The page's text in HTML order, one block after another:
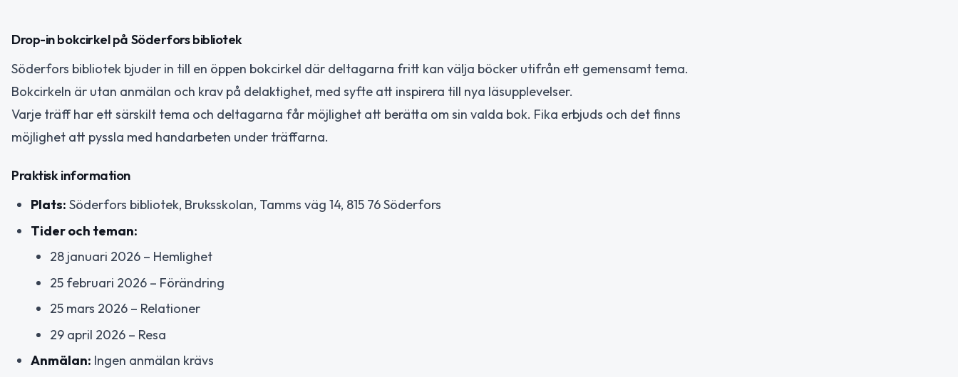
Drop-in bokcirkel på Söderfors bibliotek
Söderfors bibliotek bjuder in till en öppen bokcirkel där deltagarna fritt kan välja böcker utifrån ett gemensamt tema.
Bokcirkeln är utan anmälan och krav på delaktighet, med syfte att inspirera till nya läsupplevelser.
Varje träff har ett särskilt tema och deltagarna får möjlighet att berätta om sin valda bok. Fika erbjuds och det finns
möjlighet att pyssla med handarbeten under träffarna.
Praktisk information
Plats: Söderfors bibliotek, Bruksskolan, Tamms väg 14, 815 76 Söderfors
Tider och teman:
28 januari 2026 – Hemlighet
25 februari 2026 – Förändring
25 mars 2026 – Relationer
29 april 2026 – Resa
Anmälan: Ingen anmälan krävs